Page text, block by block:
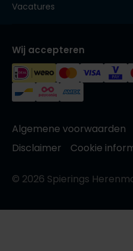
Vacatures
Wij accepteren
Algemene voorwaarden
Disclaimer
Cookie
© 2026 Spierings